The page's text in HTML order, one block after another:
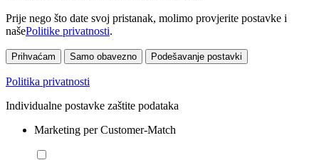
Prije nego što date svoj pristanak, molimo provjerite postavke i
našePolitike privatnosti.
Prihvaćam Samo obavezno Podešavanje postavki
Politika privatnosti
Individualne postavke zaštite podataka
Marketing per Customer-Match